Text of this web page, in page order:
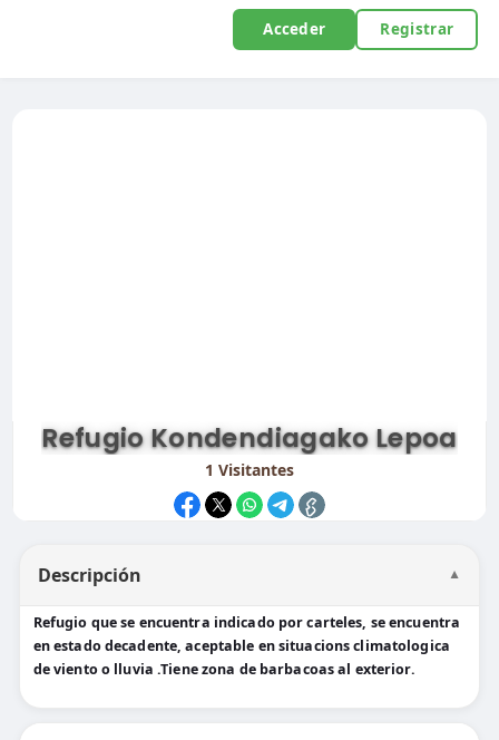
Acceder Registrar
Refugio Kondendiagako Lepoa
1 Visitantes
Descripción ▼
Refugio que se encuentra indicado por carteles, se encuentra
en estado decadente, aceptable en situacions climatologica
de viento o lluvia .Tiene zona de barbacoas al exterior.